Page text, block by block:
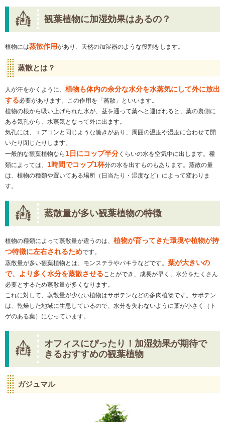
観葉植物に加湿効果はあるの？
植物には蒸散作用があり、天然の加湿器のような役割をします。
蒸散とは？
人が汗をかくように、 植物も体内の余分な水分を水蒸気にして外に放出
する必要があります。この作用を「蒸散」といいます。
植物の根から吸い上げられた水が、茎を通って葉へと運ばれると、葉の裏側に
ある気孔から、水蒸気となって外に出ます。
気孔には、エアコンと同じような働きがあり、周囲の温度や湿度に合わせて開
いたり閉じたりします。
一般的な観葉植物なら 1日にコップ半分くらいの水を空気中に出します。種
類によっては、 1時間でコップ1杯分の水を出すものもあります。蒸散の量
は、植物の種類や置いてある場所（日当たり・湿度など）によって変わりま
す。
蒸散量が多い観葉植物の特徴
植物の種類によって蒸散量が違うのは、 植物が育ってきた環境や植物が持
つ特徴に左右されるためです。
蒸散量が多い観葉植物とは、モンステラやパキラなどです。 葉が大きいの
で、より多く水分を蒸散させる ことができ、成長が早く、水分をたくさん
必要とするため蒸散量が多くなります。
これに対して、蒸散量が少ない植物はサボテンなどの多肉植物です。サボテン
は、乾燥した地域に生息しているので、水分を失わないように葉が小さく（ト
ゲのある葉）になっています。
オフィスにぴったり！加湿効果が期待で
きるおすすめの観葉植物
ガジュマル